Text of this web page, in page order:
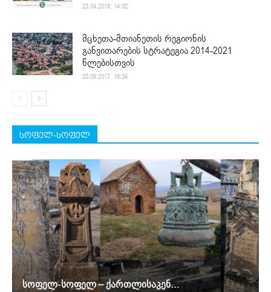
23.04.2018. 14:02
მცხეთა-მთიანეთის რეგიონის
განვითარების სტრატეგია 2014-2021
წლებისთვის
20.09.2017. 18:34
სოფელ-სოფელ
სოფელ-სოფელ – ქართლისაკენ…